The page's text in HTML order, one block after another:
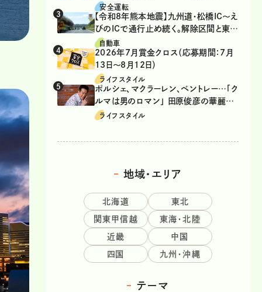
は、違反？
安全運転
【令和8年熊本地震】九州道・松橋IC～え
びのICで通行止め続く。解除区間と東九
州道の迂回ルート
自動車
2026年7月賞金クロス（応募期間：7月
13日～8月12日）
ライフスタイル
ポルシェ、マクラーレン、ベントレー…「ク
ルマは男のロマン」 田原俊彦の華麗な
る愛車遍歴
ライフスタイル
地域・エリア
北海道 東北
関東甲信越 東海・北陸
近畿 中国
四国 九州・沖縄
テーマ